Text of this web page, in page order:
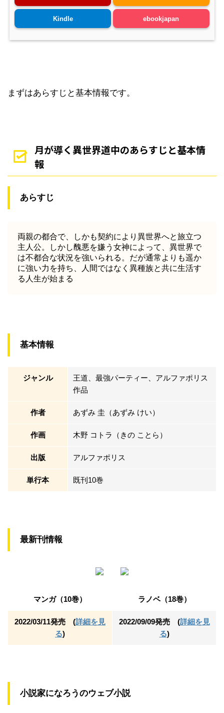
Kindle ebookjapan
まずはあらすじと基本情報です。
月が導く異世界道中のあらすじと基本情
報
あらすじ
両親の都合で、しかも契約により異世界へと旅立つ
主人公。しかし醜悪を嫌う女神によって、異世界で
は不都合な状況を強いられる。だが通常よりも遥か
に強い力を持ち、人間ではなく異種族と共に生活す
る人生が始まる
基本情報
ジャンル
王道、最強パーティー、アルファポリス
作品
作者 あずみ 圭（あずみ けい）
作画 木野 コトラ（きの ことら）
出版 アルファポリス
単行本 既刊10巻
最新刊情報
マンガ（10巻） ラノベ（18巻）
2022/03/11発売 (詳細を見
る)
2022/09/09発売 (詳細を見
る)
小説家になろうのウェブ小説